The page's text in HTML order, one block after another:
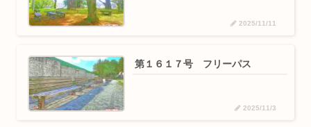
2025/11/11
第１６１７号 フリーパス
2025/11/3